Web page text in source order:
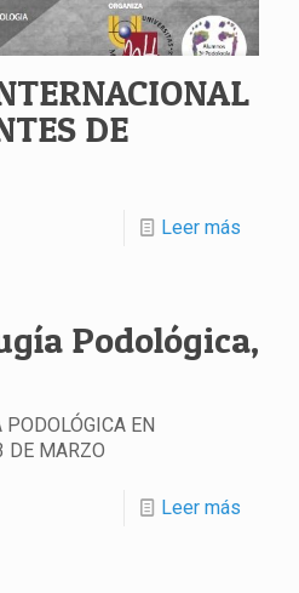
DE
Leer más
Podológica,
EN
DE MARZO
Leer más